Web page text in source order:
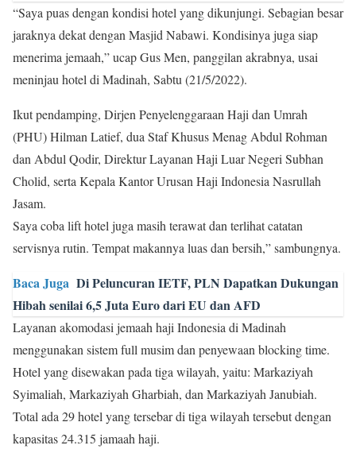
“Saya puas dengan kondisi hotel yang dikunjungi. Sebagian besar
jaraknya dekat dengan Masjid Nabawi. Kondisinya juga siap
menerima jemaah,” ucap Gus Men, panggilan akrabnya, usai
meninjau hotel di Madinah, Sabtu (21/5/2022).
Ikut pendamping, Dirjen Penyelenggaraan Haji dan Umrah
(PHU) Hilman Latief, dua Staf Khusus Menag Abdul Rohman
dan Abdul Qodir, Direktur Layanan Haji Luar Negeri Subhan
Cholid, serta Kepala Kantor Urusan Haji Indonesia Nasrullah
Jasam.
Saya coba lift hotel juga masih terawat dan terlihat catatan
servisnya rutin. Tempat makannya luas dan bersih,” sambungnya.
Baca Juga Di Peluncuran IETF, PLN Dapatkan Dukungan
Hibah senilai 6,5 Juta Euro dari EU dan AFD
Layanan akomodasi jemaah haji Indonesia di Madinah
menggunakan sistem full musim dan penyewaan blocking time.
Hotel yang disewakan pada tiga wilayah, yaitu: Markaziyah
Syimaliah, Markaziyah Gharbiah, dan Markaziyah Janubiah.
Total ada 29 hotel yang tersebar di tiga wilayah tersebut dengan
kapasitas 24.315 jamaah haji.